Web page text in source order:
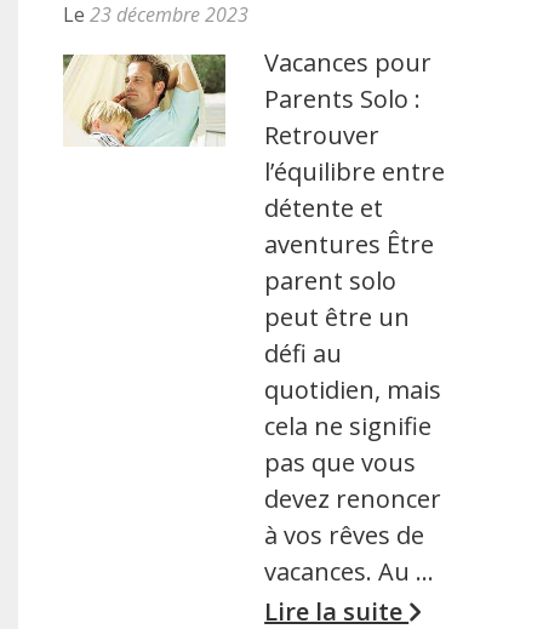
Le 23 décembre 2023
Vacances pour
Parents Solo :
Retrouver
l’équilibre entre
détente et
aventures Être
parent solo
peut être un
défi au
quotidien, mais
cela ne signifie
pas que vous
devez renoncer
à vos rêves de
vacances. Au …
Lire la suite